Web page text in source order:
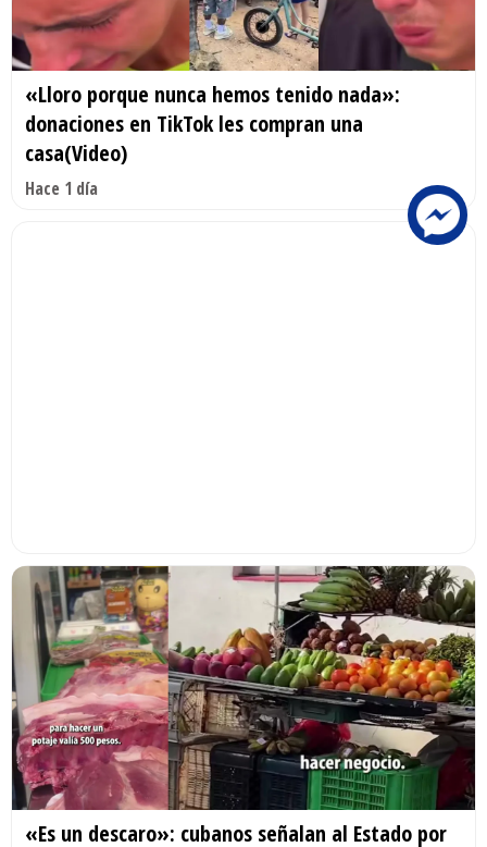
«Lloro porque nunca hemos tenido nada»:
donaciones en TikTok les compran una
casa(Video)
Hace 1 día
«Es un descaro»: cubanos señalan al Estado por